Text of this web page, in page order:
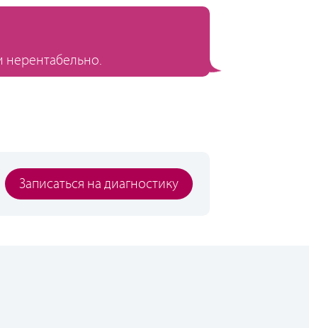
нерентабельно.
Записаться на диагностику